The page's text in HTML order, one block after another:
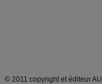
© 2011 copyright et éditeur